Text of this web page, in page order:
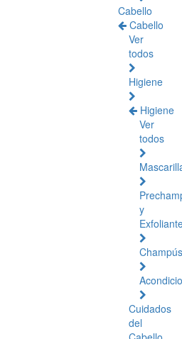
Cabello
Cabello
Ver
todos
Higiene
Higiene
Ver
todos
y
Champús
Cuidados
del